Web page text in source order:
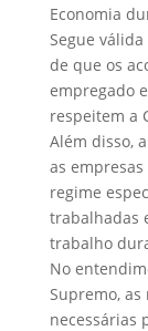
Economia
Segue
de que os
empregado
respeitem a
Além disso,
as
regime
trabalhadas
trabalho
No
Supremo,
necessárias